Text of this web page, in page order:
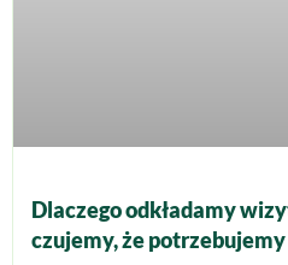
Dlaczego odkładamy
czujemy, że